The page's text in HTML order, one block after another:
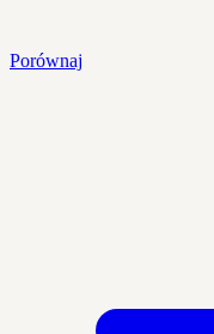
Porównaj